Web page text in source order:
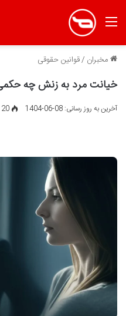
منو
مخبران /قوانین حقوقی
خیانت مرد به زنش چه
آخرین به روز رسانی: 08-06-1404